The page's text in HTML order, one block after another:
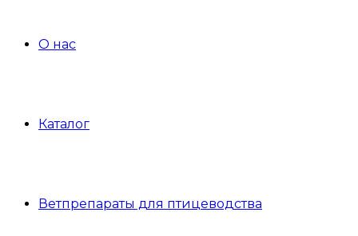
О нас
Каталог
Ветпрепараты для птицеводства